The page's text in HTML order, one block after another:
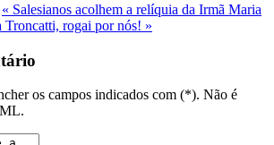
« Salesianos acolhem a relíquia da Irmã Maria
Troncatti, rogai por nós! »
os campos indicados com (*). Não é